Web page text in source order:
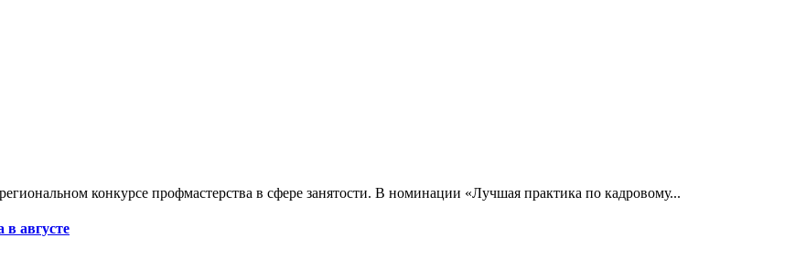
конкурсе профмастерства в сфере занятости. В номинации «Лучшая практика по кадровому...
августе